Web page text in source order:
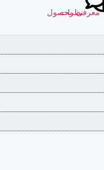
معرفی محصول
نظرات